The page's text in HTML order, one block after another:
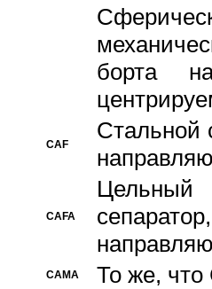
борта
CAF
Стальной
CAFA
Цельный
CAMA То же, что